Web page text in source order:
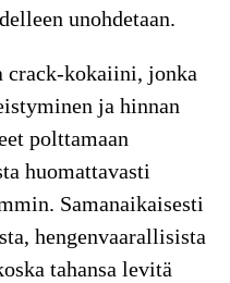
unohdetaan.
crack-kokaiini, jonka
ja hinnan
polttamaan
huomattavasti
Samanaikaisesti
hengenvaarallisista
tahansa levitä